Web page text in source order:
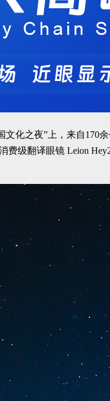
文化之夜”上，来自
级翻译眼镜 Leion